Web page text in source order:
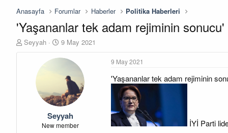
Anasayfa Forumlar Haberler Politika Haberleri
'Yaşananlar tek adam rejiminin sonucu'
K
Seyyah
B
ş
g
ı
ç
t
9 May 2021
Seyyah
New member
9 May 2021
'Yaşananlar tek adam rejiminin
İYİ Parti